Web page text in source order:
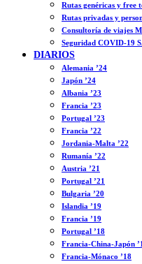
Rutas genéricas y free
Rutas privadas y
Consultoría de viajes
Seguridad COVID-19
DIARIOS
Alemania ’24
Japón ’24
Albania ’23
Francia ’23
Portugal ’23
Francia ’22
Jordania-Malta ’22
Rumanía ’22
Austria ’21
Portugal ’21
Bulgaria ’20
Islandia ’19
Francia ’19
Portugal ’18
Francia-China-Japón
Francia-Mónaco ’18